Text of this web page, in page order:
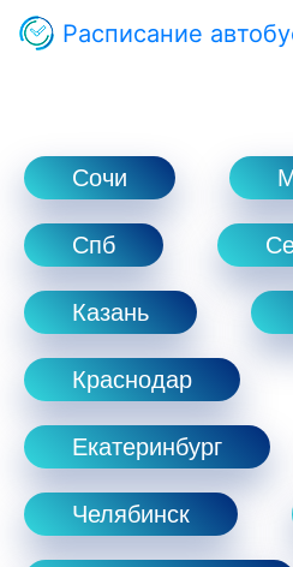
Расписание
Сочи
Спб
Казань
Краснодар
Екатеринбург
Челябинск